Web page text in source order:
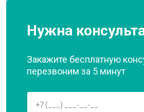
Нужна
Закажите бесплатную
перезвоним за 5 минут